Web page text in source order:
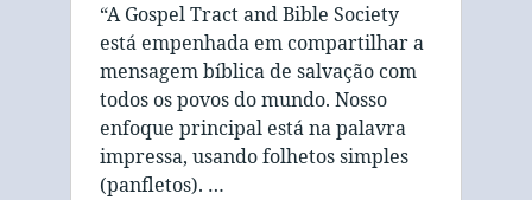
“A Gospel Tract and Bible Society
está empenhada em compartilhar a
mensagem bíblica de salvação com
todos os povos do mundo. Nosso
enfoque principal está na palavra
impressa, usando folhetos simples
(panfletos). …